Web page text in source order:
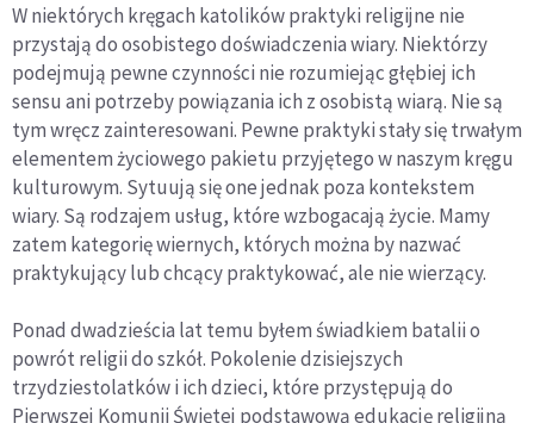
W niektórych kręgach katolików praktyki religijne nie
przystają do osobistego doświadczenia wiary. Niektórzy
podejmują pewne czynności nie rozumiejąc głębiej ich
sensu ani potrzeby powiązania ich z osobistą wiarą. Nie są
tym wręcz zainteresowani. Pewne praktyki stały się trwałym
elementem życiowego pakietu przyjętego w naszym kręgu
kulturowym. Sytuują się one jednak poza kontekstem
wiary. Są rodzajem usług, które wzbogacają życie. Mamy
zatem kategorię wiernych, których można by nazwać
praktykujący lub chcący praktykować, ale nie wierzący.
Ponad dwadzieścia lat temu byłem świadkiem batalii o
powrót religii do szkół. Pokolenie dzisiejszych
trzydziestolatków i ich dzieci, które przystępują do
Pierwszej Komunii Świętej podstawową edukację religijną